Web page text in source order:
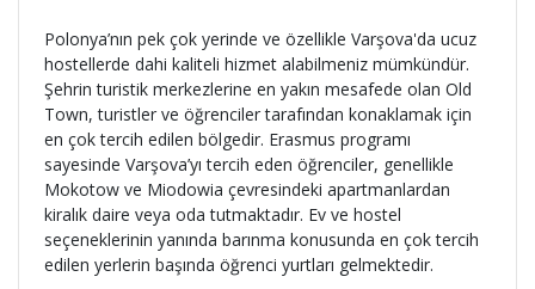
Polonya’nın pek çok yerinde ve özellikle Varşova'da ucuz
hostellerde dahi kaliteli hizmet alabilmeniz mümkündür.
Şehrin turistik merkezlerine en yakın mesafede olan Old
Town, turistler ve öğrenciler tarafından konaklamak için
en çok tercih edilen bölgedir. Erasmus programı
sayesinde Varşova’yı tercih eden öğrenciler, genellikle
Mokotow ve Miodowia çevresindeki apartmanlardan
kiralık daire veya oda tutmaktadır. Ev ve hostel
seçeneklerinin yanında barınma konusunda en çok tercih
edilen yerlerin başında öğrenci yurtları gelmektedir.